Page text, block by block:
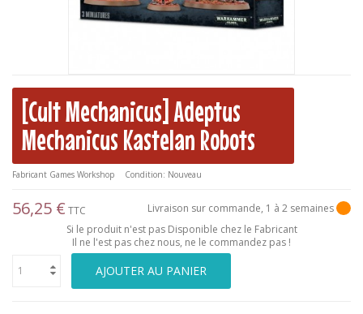
[Cult Mechanicus] Adeptus
Mechanicus Kastelan Robots
Fabricant Games Workshop Condition: Nouveau
56,25 € TTC
Livraison sur commande, 1 à 2 semaines
Si le produit n'est pas Disponible chez le Fabricant
Il ne l'est pas chez nous, ne le commandez pas !
AJOUTER AU PANIER